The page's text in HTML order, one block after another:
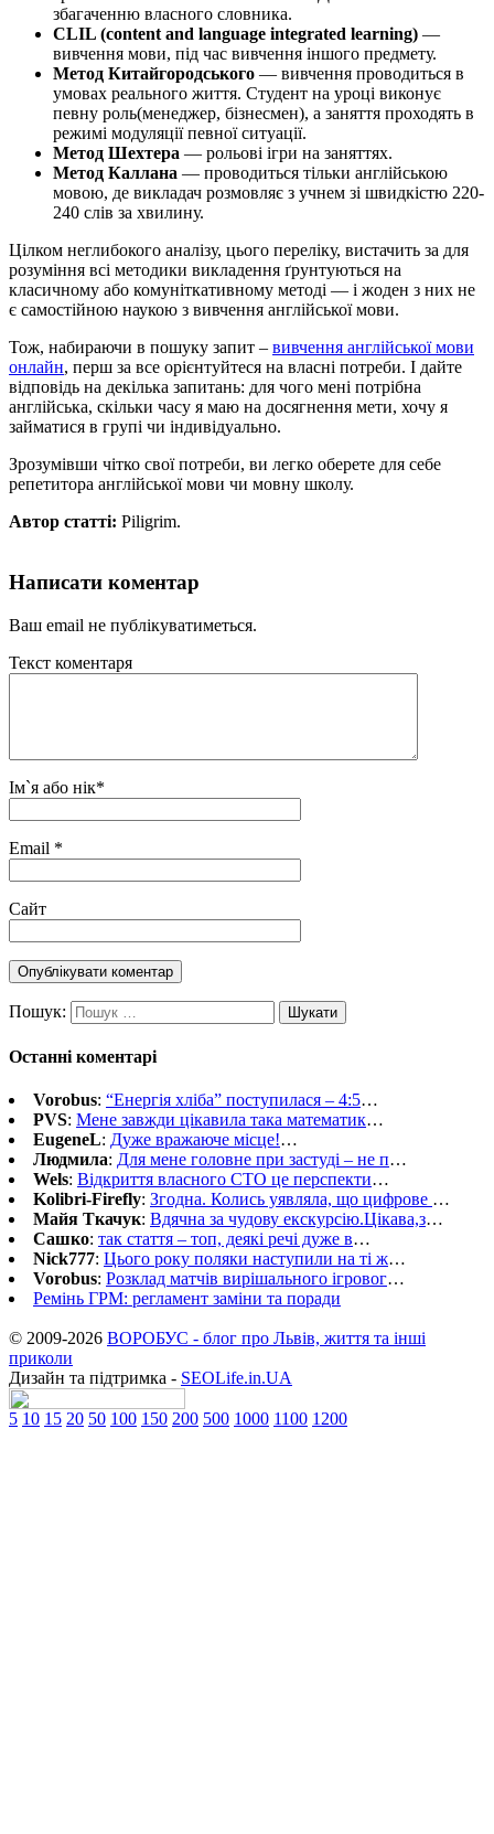
збагаченню власного словника.
CLIL (content and language integrated learning) —
вивчення мови, під час вивчення іншого предмету.
Метод Китайгородського — вивчення проводиться в
умовах реального життя. Студент на уроці виконує
певну роль(менеджер, бізнесмен), а заняття проходять в
режимі модуляції певної ситуації.
Метод Шехтера — рольові ігри на заняттях.
Метод Каллана — проводиться тільки англійською
мовою, де викладач розмовляє з учнем зі швидкістю 220-
240 слів за хвилину.
Цілком неглибокого аналізу, цього переліку, вистачить за для
розуміння всі методики викладення ґрунтуються на
класичному або комуніткативному методі — і жоден з них не
є самостійною наукою з вивчення англійської мови.
Тож, набираючи в пошуку запит – вивчення англійської мови
онлайн, перш за все орієнтуйтеся на власні потреби. І дайте
відповідь на декілька запитань: для чого мені потрібна
англійська, скільки часу я маю на досягнення мети, хочу я
займатися в групі чи індивідуально.
Зрозумівши чітко свої потреби, ви легко оберете для себе
репетитора англійської мови чи мовну школу.
Автор статті: Piligrim.
Написати коментар
Ваш email не публікуватиметься.
Текст коментаря
Ім`я або нік*
Email *
Сайт
Пошук:
Останні коментарі
Vorobus: “Енергія хліба” поступилася – 4:5…
PVS: Мене завжди цікавила така математик…
EugeneL: Дуже вражаюче місце!…
Людмила: Для мене головне при застуді – не п…
Wels: Відкриття власного СТО це перспекти…
Kolibri-Firefly: Згодна. Колись уявляла, що цифрове …
Майя Ткачук: Вдячна за чудову екскурсію.Цікава,з…
Сашко: так стаття – топ, деякі речі дуже в…
Nick777: Цього року поляки наступили на ті ж…
Vorobus: Розклад матчів вирішального ігровог…
Ремінь ГРМ: регламент заміни та поради
© 2009-2026 ВОРОБУС - блог про Львів, життя та інші
приколи
Дизайн та підтримка - SEOLife.in.UA
5 10 15 20 50 100 150 200 500 1000 1100 1200